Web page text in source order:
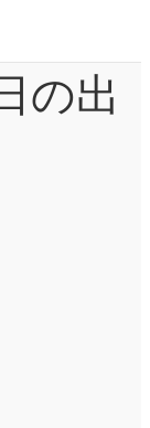
の出